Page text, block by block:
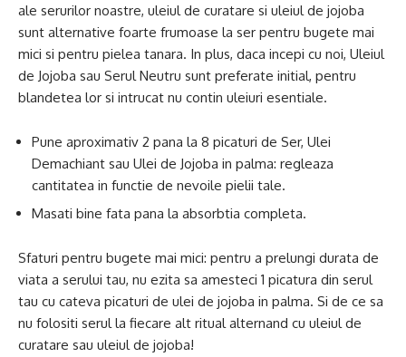
ale serurilor noastre, uleiul de curatare si uleiul de jojoba
sunt alternative foarte frumoase la ser pentru bugete mai
mici si pentru pielea tanara. In plus, daca incepi cu noi, Uleiul
de Jojoba sau Serul Neutru sunt preferate initial, pentru
blandetea lor si intrucat nu contin uleiuri esentiale.
Pune aproximativ 2 pana la 8 picaturi de Ser, Ulei
Demachiant sau Ulei de Jojoba in palma: regleaza
cantitatea in functie de nevoile pielii tale.
Masati bine fata pana la absorbtia completa.
Sfaturi pentru bugete mai mici: pentru a prelungi durata de
viata a serului tau, nu ezita sa amesteci 1 picatura din serul
tau cu cateva picaturi de ulei de jojoba in palma. Si de ce sa
nu folositi serul la fiecare alt ritual alternand cu uleiul de
curatare sau uleiul de jojoba!